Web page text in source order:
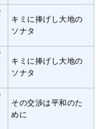
キミに捧げし大地の
ソナタ
キミに捧げし大地の
ソナタ
その交渉は平和のた
めに